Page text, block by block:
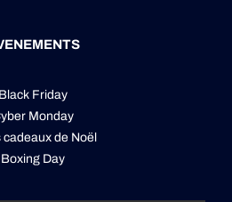
Black Friday
Monday
cadeaux de Noël
Boxing Day